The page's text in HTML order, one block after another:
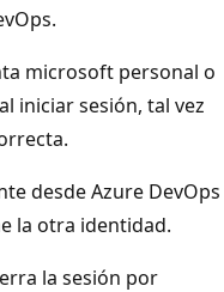
microsoft personal o
iniciar sesión, tal vez
desde Azure DevOps
la otra identidad.
la sesión por